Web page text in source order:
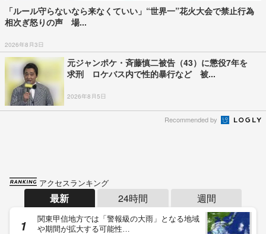
「ルール守らないなら来なくていい」“世界一”花火大会で禁止行為
相次ぎ怒りの声 場...
2026年8月3日
元ジャンポケ・斉藤慎二被告（43）に懲役7年を
求刑 ロケバス内で性的暴行など 被...
2026年8月5日
Recommended by
アクセスランキング
最新 24時間 週間
関東甲信地方では「警報級の大雨」となる地域
や期間が拡大する可能性…